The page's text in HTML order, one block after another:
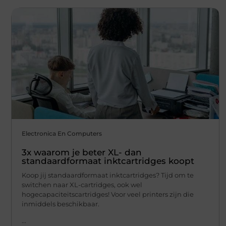
Electronica En Computers
3x waarom je beter XL- dan
standaardformaat inktcartridges koopt
Koop jij standaardformaat inktcartridges? Tijd om te
switchen naar XL-cartridges, ook wel
hogecapaciteitscartridges! Voor veel printers zijn die
inmiddels beschikbaar.
...